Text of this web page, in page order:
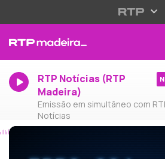
RTP Notícias (RTP
Madeira)
Emissão em simultâneo com
Notícias